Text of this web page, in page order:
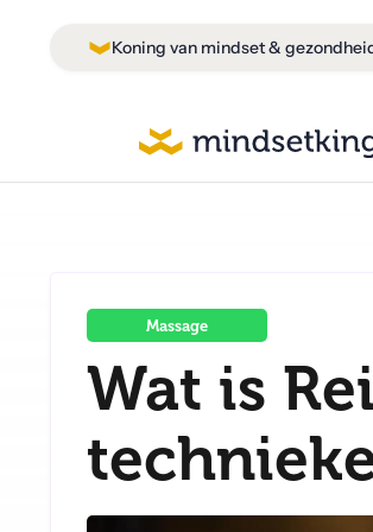
Koning van mindset &
Massage
Wat is